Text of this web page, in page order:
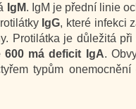
IgM. IgM je přední linie
IgG, které infekci
Protilátka je důležitá
600 má deficit IgA.
typům